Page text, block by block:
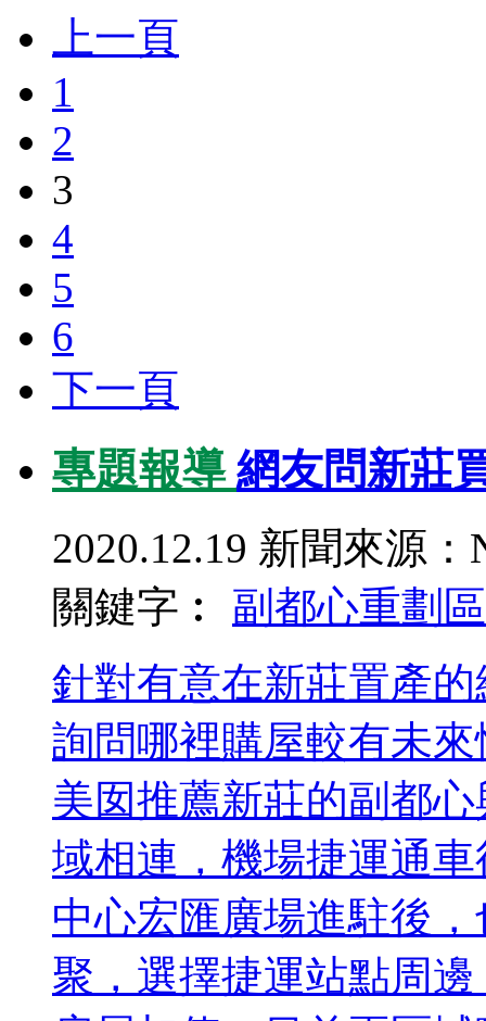
上一頁
1
2
3
4
5
6
下一頁
專題報導 網友問新莊
2020.12.19 新聞來源：
關鍵字︰ 副都心重劃區
針對有意在新莊置產
詢問哪裡購屋較有未
美囡推薦新莊的副都
域相連，機場捷運通
中心宏匯廣場進駐後
聚，選擇捷運站點周